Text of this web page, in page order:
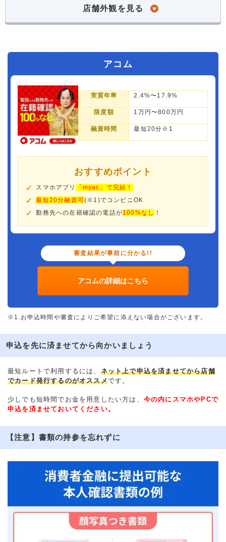
店舗外観を見る
アコム
実質年率 2.4%〜17.9%
限度額 1万円〜800万円
融資時間 最短20分※1
おすすめポイント
スマホアプリ
「myac」で完結！
最短20分融資可(※1)でコンビニOK
勤務先への在籍確認の電話が100%なし ！
審査結果が事前に分かる!!
アコムの詳細はこちら
※1.お申込時間や審査によりご希望に添えない場合がございます。
申込を先に済ませてから向かいましょう
最短ルートで利用するには、 ネット上で申込を済ませてから店舗
でカード発行するのがオススメです。
少しでも短時間でお金を用意したい方は、 今の内にスマホやPCで
申込を済ませておいてください。
【注意】書類の持参を忘れずに